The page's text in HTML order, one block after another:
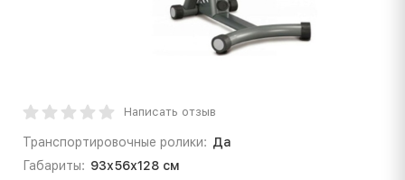
Написать отзыв
Транспортировочные ролики: Да
Габариты: 93х56х128 см